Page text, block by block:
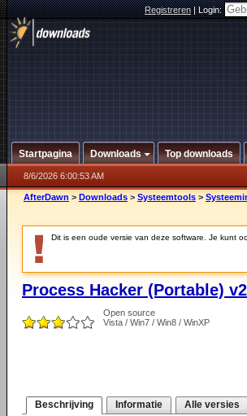
Registreren|Login:
Startpagina Downloads Top downloads
8/6/2026 6:00:53 AM
AfterDawn > Downloads > Systeemtools >
Dit is een oude versie van deze software. Je kunt
Process Hacker (Portable)
Open source
Vista / Win7 / Win8 / WinXP
Beschrijving Informatie Alle versies